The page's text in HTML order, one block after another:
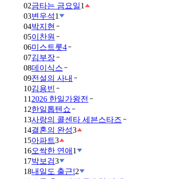
02금타는 금요일1
03변우석1
04박지현
05이찬원
06미스트롯4
07김부장
08데이식스
09전설의 사내
10김용빈
11 2026 한일가왕전
12한일톱텐쇼
13사랑의 콜센타 세븐스타즈
14결혼의 완성3
15아파트3
16오싹한 연애 1
17박보검3
18내일도 출근!2